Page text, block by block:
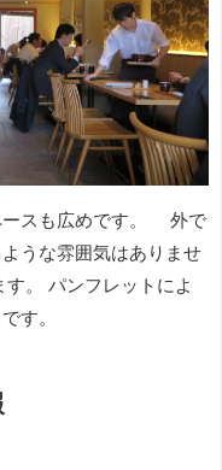
ースも広めです。 外で
うな雰囲気はありませ
。 パンフレットによ
す。